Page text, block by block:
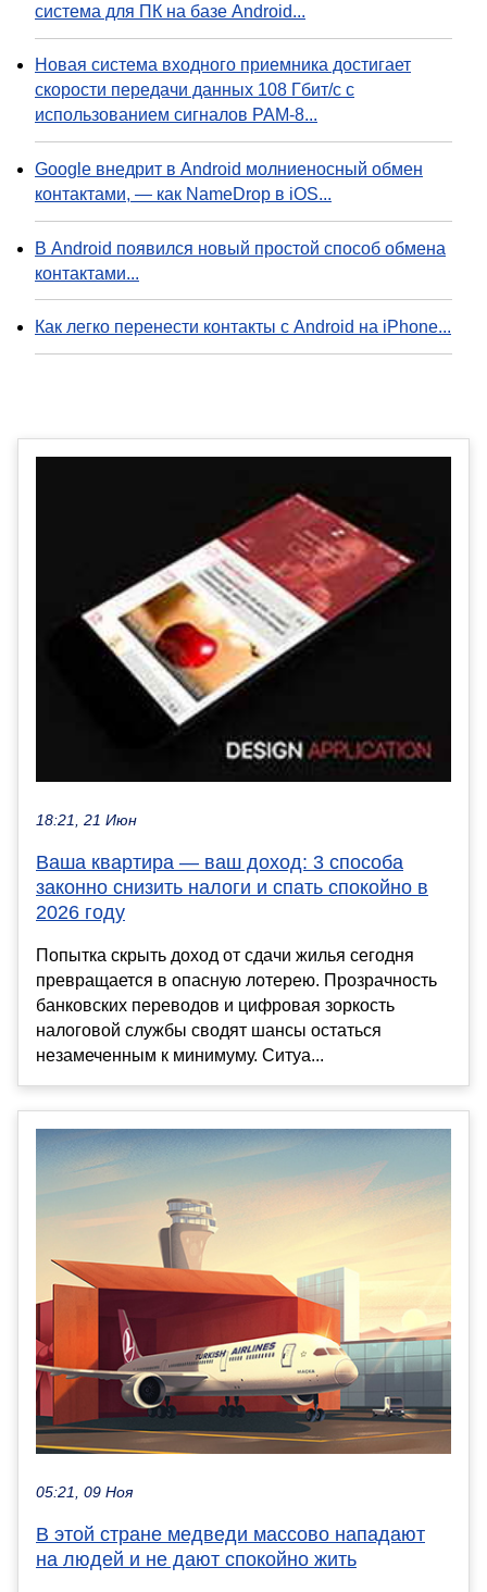
система для ПК на базе Android...
Новая система входного приемника достигает
скорости передачи данных 108 Гбит/с с
использованием сигналов PAM-8...
Google внедрит в Android молниеносный обмен
контактами, — как NameDrop в iOS...
В Android появился новый простой способ обмена
контактами...
Как легко перенести контакты с Android на iPhone...
18:21, 21 Июн
Ваша квартира — ваш доход: 3 способа
законно снизить налоги и спать спокойно в
2026 году
Попытка скрыть доход от сдачи жилья сегодня
превращается в опасную лотерею. Прозрачность
банковских переводов и цифровая зоркость
налоговой службы сводят шансы остаться
незамеченным к минимуму. Ситуа...
05:21, 09 Ноя
В этой стране медведи массово нападают
на людей и не дают спокойно жить